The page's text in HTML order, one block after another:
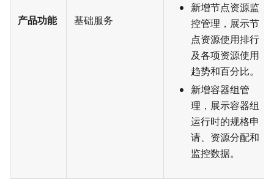
产品功能 基础服务
新增节点资源监
控管理，展示节
点资源使用排行
及各项资源使用
趋势和百分比。
新增容器组管
理，展示容器组
运行时的规格申
请、资源分配和
监控数据。